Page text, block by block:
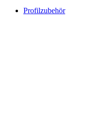
Profilzubehör